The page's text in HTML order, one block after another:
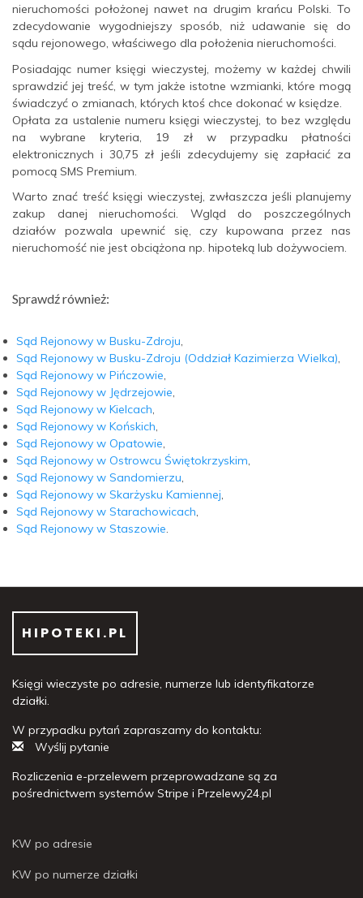
nieruchomości położonej nawet na drugim krańcu Polski. To
zdecydowanie wygodniejszy sposób, niż udawanie się do
sądu rejonowego, właściwego dla położenia nieruchomości.
Posiadając numer księgi wieczystej, możemy w każdej chwili
sprawdzić jej treść, w tym jakże istotne wzmianki, które mogą
świadczyć o zmianach, których ktoś chce dokonać w księdze.
Opłata za ustalenie numeru księgi wieczystej, to bez względu
na wybrane kryteria, 19 zł w przypadku płatności
elektronicznych i 30,75 zł jeśli zdecydujemy się zapłacić za
pomocą SMS Premium.
Warto znać treść księgi wieczystej, zwłaszcza jeśli planujemy
zakup danej nieruchomości. Wgląd do poszczególnych
działów pozwala upewnić się, czy kupowana przez nas
nieruchomość nie jest obciążona np. hipoteką lub dożywociem.
Sprawdź również:
Sąd Rejonowy w Busku-Zdroju
Sąd Rejonowy w Busku-Zdroju (Oddział Kazimierza Wielka)
Sąd Rejonowy w Pińczowie
Sąd Rejonowy w Jędrzejowie
Sąd Rejonowy w Kielcach
Sąd Rejonowy w Końskich
Sąd Rejonowy w Opatowie
Sąd Rejonowy w Ostrowcu Świętokrzyskim
Sąd Rejonowy w Sandomierzu
Sąd Rejonowy w Skarżysku Kamiennej
Sąd Rejonowy w Starachowicach
Sąd Rejonowy w Staszowie
HIPOTEKI.PL
Księgi wieczyste po adresie, numerze lub identyfikatorze
działki.
W przypadku pytań zapraszamy do kontaktu:
Wyślij pytanie
Rozliczenia e-przelewem przeprowadzane są za
pośrednictwem systemów Stripe i Przelewy24.pl
KW po adresie
KW po numerze działki